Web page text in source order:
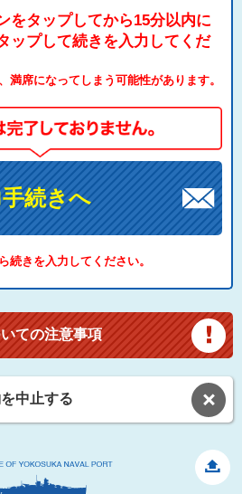
をタップしてから15分以内に
ップして続きを入力してくだ
満席になってしまう可能性があります。
続きへ
続きを入力してください。
ての注意事項
中止する